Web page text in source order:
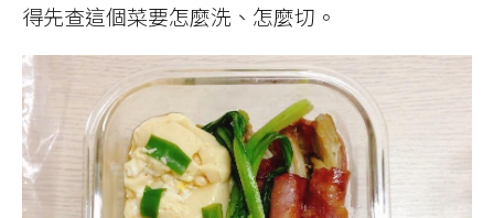
得先查這個菜要怎麼洗、怎麼切。